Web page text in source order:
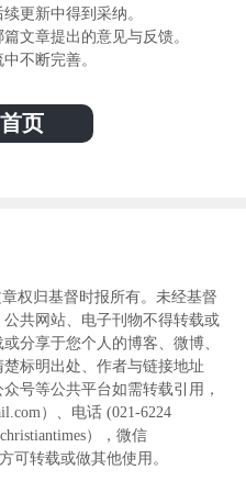
更新中得到采纳。
文章提出的意见与反馈。
不断完善。
页
权归基督时报所有。未经基督
共网站、电子刊物不得转载或
分享于您个人的博客、微博、
标明出处、作者与链接地址
号等公共平台如需转载引用，
）、电话 (021-6224
），微信
可转载或做其他使用。